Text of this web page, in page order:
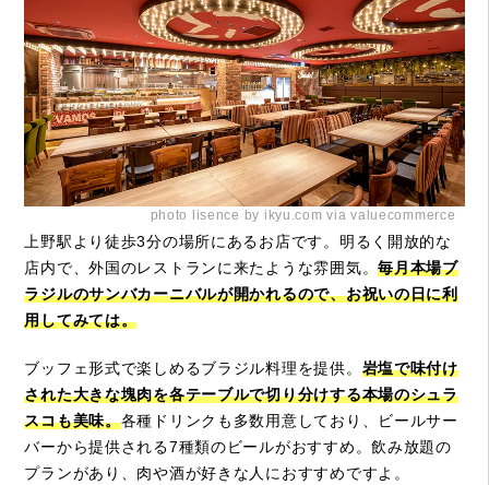
photo lisence by ikyu.com via valuecommerce
上野駅より徒歩3分の場所にあるお店です。明るく開放的な
店内で、外国のレストランに来たような雰囲気。毎月本場ブ
ラジルのサンバカーニバルが開かれるので、お祝いの日に利
用してみては。
ブッフェ形式で楽しめるブラジル料理を提供。 岩塩で味付け
された大きな塊肉を各テーブルで切り分けする本場のシュラ
スコも美味。各種ドリンクも多数用意しており、ビールサー
バーから提供される7種類のビールがおすすめ。飲み放題の
プランがあり、肉や酒が好きな人におすすめですよ。